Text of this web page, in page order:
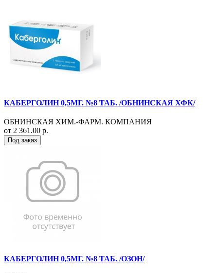
КАБЕРГОЛИН 0,5МГ. №8 ТАБ. /ОБНИНСКАЯ ХФК/
ОБНИНСКАЯ ХИМ.-ФАРМ. КОМПАНИЯ
от 2 361.00 р.
Под заказ
КАБЕРГОЛИН 0,5МГ. №8 ТАБ. /ОЗОН/